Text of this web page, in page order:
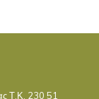
Τ.Κ. 230 51